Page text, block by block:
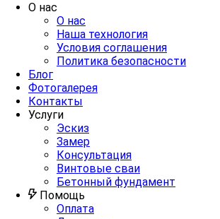
О нас
О нас
Наша технология
Условия соглашения
Политика безопасности
Блог
Фотогалерея
Контакты
Услуги
Эскиз
Замер
Консультация
Винтовые сваи
Бетонный фундамент
Помощь
Оплата